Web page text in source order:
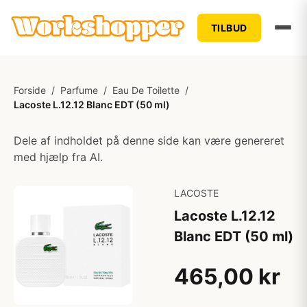
TILBUD
Forside / Parfume / Eau De Toilette /
Lacoste L.12.12 Blanc EDT (50 ml)
Dele af indholdet på denne side kan være genereret
med hjælp fra AI.
LACOSTE
Lacoste L.12.12
Blanc EDT (50 ml)
465,00 kr